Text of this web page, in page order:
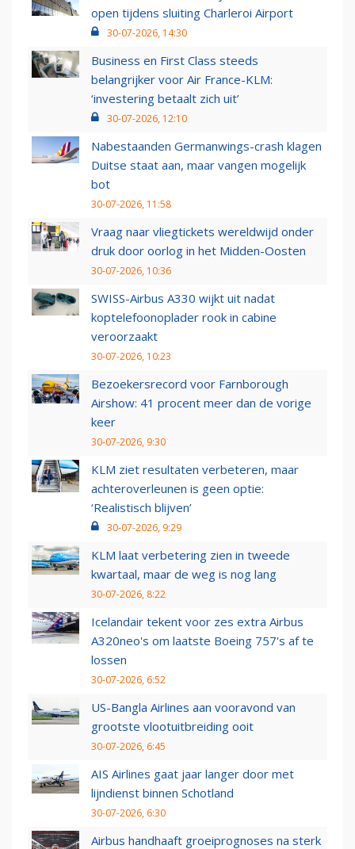
open tijdens sluiting Charleroi Airport
30-07-2026, 14:30
Business en First Class steeds
belangrijker voor Air France-KLM:
‘investering betaalt zich uit’
30-07-2026, 12:10
Nabestaanden Germanwings-crash klagen
Duitse staat aan, maar vangen mogelijk
bot
30-07-2026, 11:58
Vraag naar vliegtickets wereldwijd onder
druk door oorlog in het Midden-Oosten
30-07-2026, 10:36
SWISS-Airbus A330 wijkt uit nadat
koptelefoonoplader rook in cabine
veroorzaakt
30-07-2026, 10:23
Bezoekersrecord voor Farnborough
Airshow: 41 procent meer dan de vorige
keer
30-07-2026, 9:30
KLM ziet resultaten verbeteren, maar
achteroverleunen is geen optie:
‘Realistisch blijven’
30-07-2026, 9:29
KLM laat verbetering zien in tweede
kwartaal, maar de weg is nog lang
30-07-2026, 8:22
Icelandair tekent voor zes extra Airbus
A320neo's om laatste Boeing 757's af te
lossen
30-07-2026, 6:52
US-Bangla Airlines aan vooravond van
grootste vlootuitbreiding ooit
30-07-2026, 6:45
AIS Airlines gaat jaar langer door met
lijndienst binnen Schotland
30-07-2026, 6:30
Airbus handhaaft groeiprognoses na sterk